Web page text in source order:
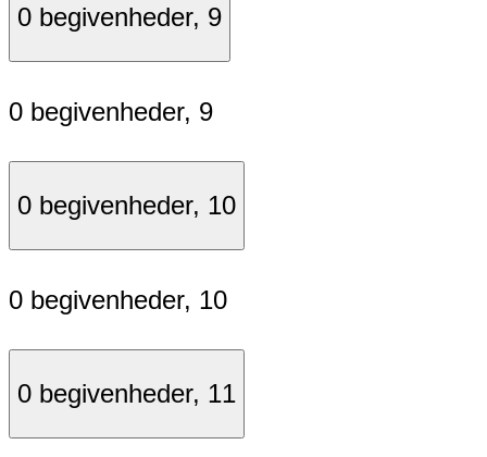
0 begivenheder, 9
0 begivenheder, 9
0 begivenheder, 10
0 begivenheder, 10
0 begivenheder, 11